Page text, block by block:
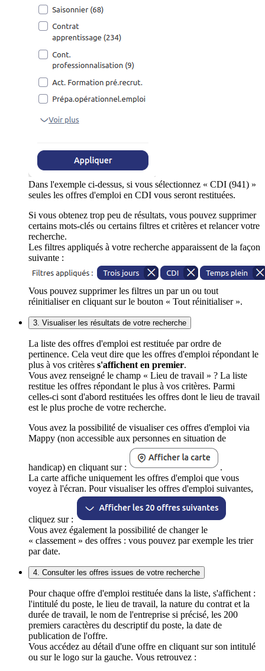
Dans l'exemple ci-dessus, si vous sélectionnez « CDI (941) »
seules les offres d'emploi en CDI vous seront restituées.
Si vous obtenez trop peu de résultats, vous pouvez supprimer
certains mots-clés ou certains filtres et critères et relancer votre
recherche.
Les filtres appliqués à votre recherche apparaissent de la façon
suivante :
Vous pouvez supprimer les filtres un par un ou tout
réinitialiser en cliquant sur le bouton « Tout réinitialiser ».
3. Visualiser les résultats de votre recherche
La liste des offres d'emploi est restituée par ordre de
pertinence. Cela veut dire que les offres d'emploi répondant le
plus à vos critères s'affichent en premier.
Vous avez renseigné le champ « Lieu de travail » ? La liste
restitue les offres répondant le plus à vos critères. Parmi
celles-ci sont d'abord restituées les offres dont le lieu de travail
est le plus proche de votre recherche.
Vous avez la possibilité de visualiser ces offres d'emploi via
Mappy (non accessible aux personnes en situation de
handicap) en cliquant sur :
.
La carte affiche uniquement les offres d'emploi que vous
voyez à l'écran. Pour visualiser les offres d'emploi suivantes,
cliquez sur :
Vous avez également la possibilité de changer le
« classement » des offres : vous pouvez par exemple les trier
par date.
4. Consulter les offres issues de votre recherche
Pour chaque offre d'emploi restituée dans la liste, s'affichent :
l'intitulé du poste, le lieu de travail, la nature du contrat et la
durée de travail, le nom de l'entreprise si précisé, les 200
premiers caractères du descriptif du poste, la date de
publication de l'offre.
Vous accédez au détail d'une offre en cliquant sur son intitulé
ou sur le logo sur la gauche. Vous retrouvez :